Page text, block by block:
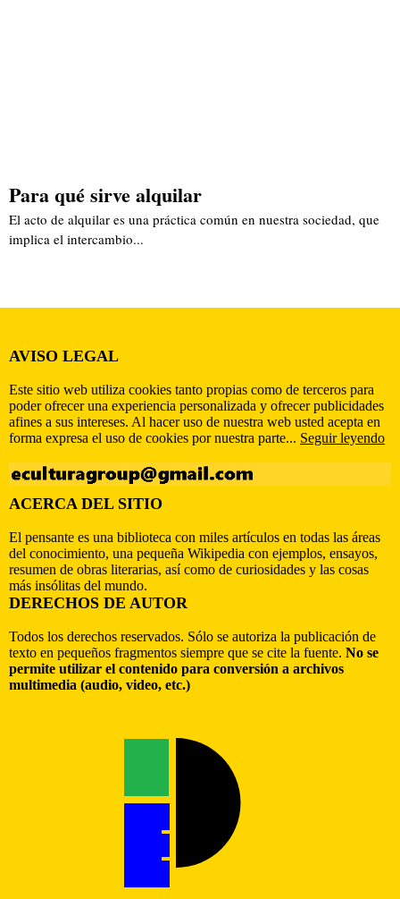
Para qué sirve alquilar
El acto de alquilar es una práctica común en nuestra sociedad, que
implica el intercambio...
AVISO LEGAL
Este sitio web utiliza cookies tanto propias como de terceros para
poder ofrecer una experiencia personalizada y ofrecer publicidades
afines a sus intereses. Al hacer uso de nuestra web usted acepta en
forma expresa el uso de cookies por nuestra parte... Seguir leyendo
ACERCA DEL SITIO
El pensante es una biblioteca con miles artículos en todas las áreas
del conocimiento, una pequeña Wikipedia con ejemplos, ensayos,
resumen de obras literarias, así como de curiosidades y las cosas
más insólitas del mundo.
DERECHOS DE AUTOR
Todos los derechos reservados. Sólo se autoriza la publicación de
texto en pequeños fragmentos siempre que se cite la fuente. No se
permite utilizar el contenido para conversión a archivos
multimedia (audio, video, etc.)